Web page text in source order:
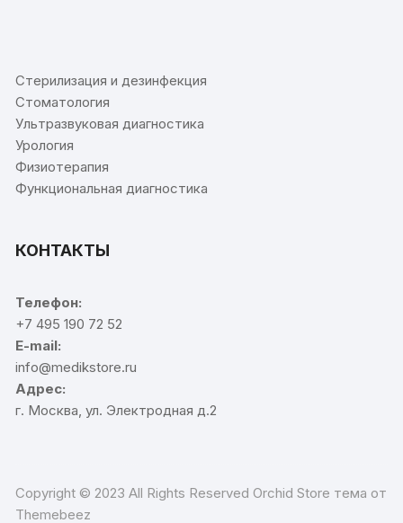
Стерилизация и дезинфекция
Стоматология
Ультразвуковая диагностика
Урология
Физиотерапия
Функциональная диагностика
КОНТАКТЫ
Телефон:
+7 495 190 72 52
E-mail:
info@medikstore.ru
Адрес:
г. Москва, ул. Электродная д.2
Copyright © 2023 All Rights Reserved Orchid Store тема от
Themebeez